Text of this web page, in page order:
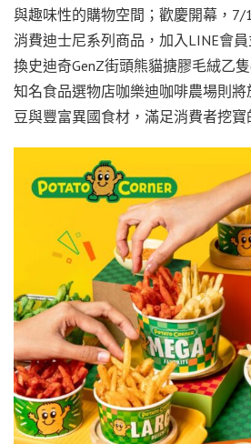
與趣味性的購物空間；歡慶開幕，
消費迪士尼系列商品，加入LINE會
換史迪奇GenZ街頭熊貓搪膠毛絨乙
知名食品選物店咖樂迪咖啡農場則
豆與豐富異國食材，滿足消費者挖寶